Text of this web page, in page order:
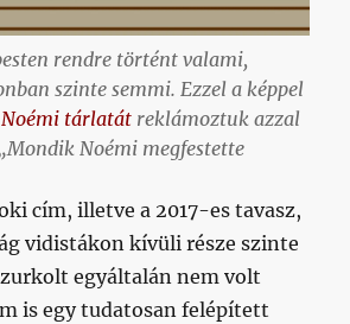
rendre történt valami,
szinte semmi. Ezzel a képpel
tárlatát reklámoztuk azzal
Noémi megfestette
cím, illetve a 2017-es tavasz,
vidistákon kívüli része szinte
egyáltalán nem volt
is egy tudatosan felépített